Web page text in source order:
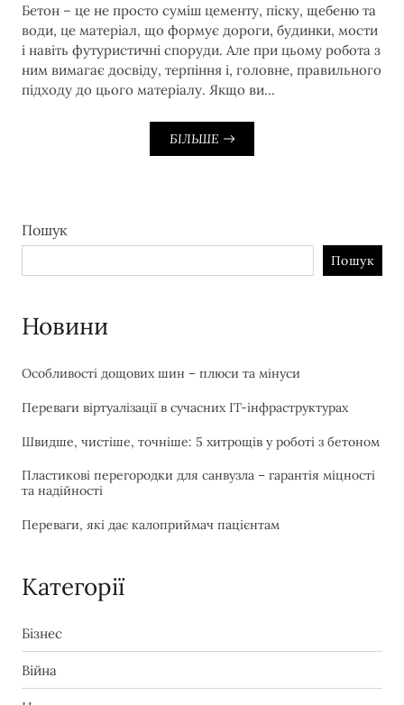
Бетон – це не просто суміш цементу, піску, щебеню та
води, це матеріал, що формує дороги, будинки, мости
і навіть футуристичні споруди. Але при цьому робота з
ним вимагає досвіду, терпіння і, головне, правильного
підходу до цього матеріалу. Якщо ви…
БІЛЬШЕ
Пошук
Пошук
Новини
Особливості дощових шин – плюси та мінуси
Переваги віртуалізації в сучасних IT-інфраструктурах
Швидше, чистіше, точніше: 5 хитрощів у роботі з бетоном
Пластикові перегородки для санвузла – гарантія міцності
та надійності
Переваги, які дає калоприймач пацієнтам
Категорії
Бізнес
Війна